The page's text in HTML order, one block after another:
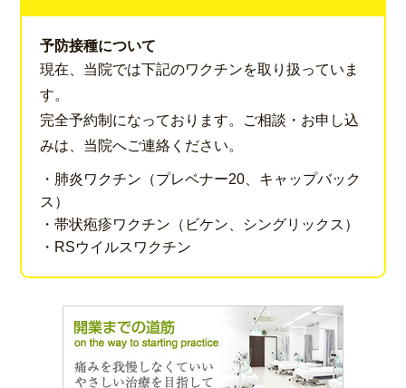
予防接種について
現在、当院では下記のワクチンを取り扱っていま
す。
完全予約制になっております。ご相談・お申し込
みは、当院へご連絡ください。
・肺炎ワクチン（プレベナー20、キャップバック
ス）
・帯状疱疹ワクチン（ビケン、シングリックス）
・RSウイルスワクチン